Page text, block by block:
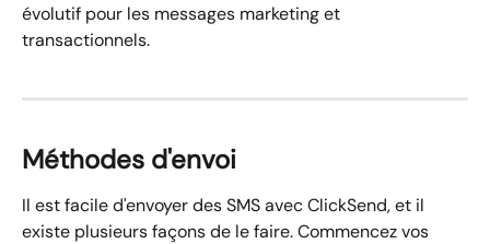
évolutif pour les messages marketing et
transactionnels.
Méthodes d'envoi
Il est facile d'envoyer des SMS avec ClickSend, et il
existe plusieurs façons de le faire. Commencez vos